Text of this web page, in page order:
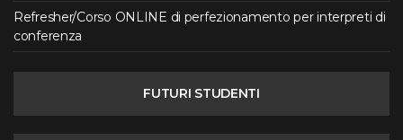
Refresher/Corso ONLINE di perfezionamento per interpreti di
conferenza
FUTURI STUDENTI